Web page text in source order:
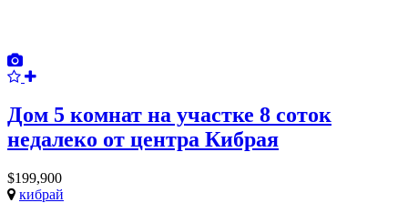
Дом 5 комнат на участке 8 соток
недалеко от центра Кибрая
$199,900
кибрай